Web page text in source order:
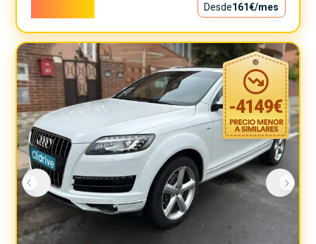
Desde161€/mes
-4149€